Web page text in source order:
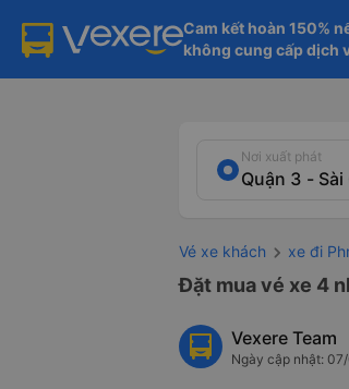
Cam kết hoàn 150%
không cung cấp dịch
Nơi xuất phát
Vé xe khách xe đi
Đặt mua vé xe 4
Vexere Team
Ngày cập nhật: